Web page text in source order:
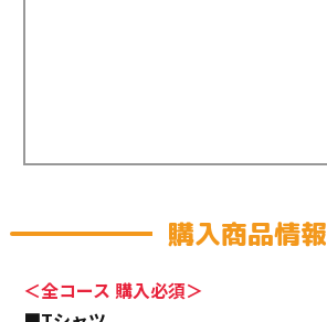
購入商品情報
＜全コース 購入必須＞